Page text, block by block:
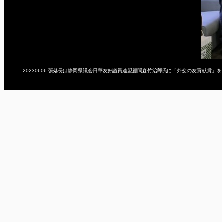
20230606 張処長は静岡県議会日華友好議員連盟顧問森竹治郎氏に「外交の友貢献賞」